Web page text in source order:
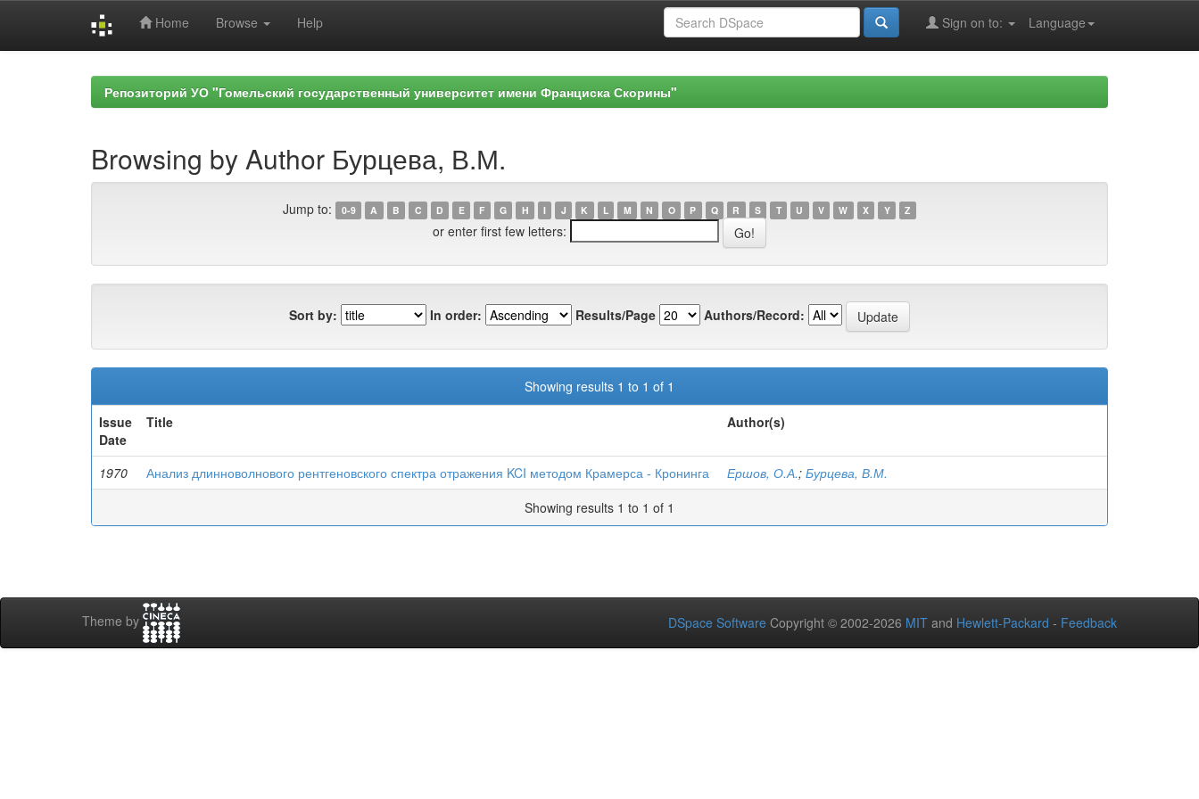
Home Browse Help Language
Sign on to:
Репозиторий УО "Гомельский государственный университет имени Франциска Скорины"
Browsing by Author Бурцева, В.М.
Jump to: 0-9 A B C D E F G H I J K L M N O P Q R S T U V W X Y Z
or enter first few letters:
Sort by: In order: Results/Page Authors/Record:
Showing results 1 to 1 of 1
Issue
Date
Title Author(s)
1970 Анализ длинноволнового рентгеновского спектра отражения KCI методом Крамерса - Кронинга Ершов, О.А.; Бурцева, В.М.
Showing results 1 to 1 of 1
Theme by DSpace Software Copyright © 2002-2026 MIT and Hewlett-Packard - Feedback